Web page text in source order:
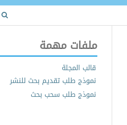
ملفات مهمة
قالب المجلة
نموذج طلب تقديم بحث للنشر
نموذج طلب سحب بحث